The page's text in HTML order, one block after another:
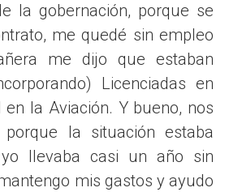
la gobernación, porque se
me quedé sin empleo
me dijo que estaban
Licenciadas en
en la Aviación. Y bueno, nos
porque la situación estaba
llevaba casi un año sin
mis gastos y ayudo